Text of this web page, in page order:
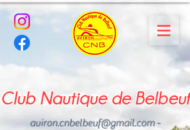
Club Nautique de Belbeuf
aviron.cnbelbeuf@gmail.com-